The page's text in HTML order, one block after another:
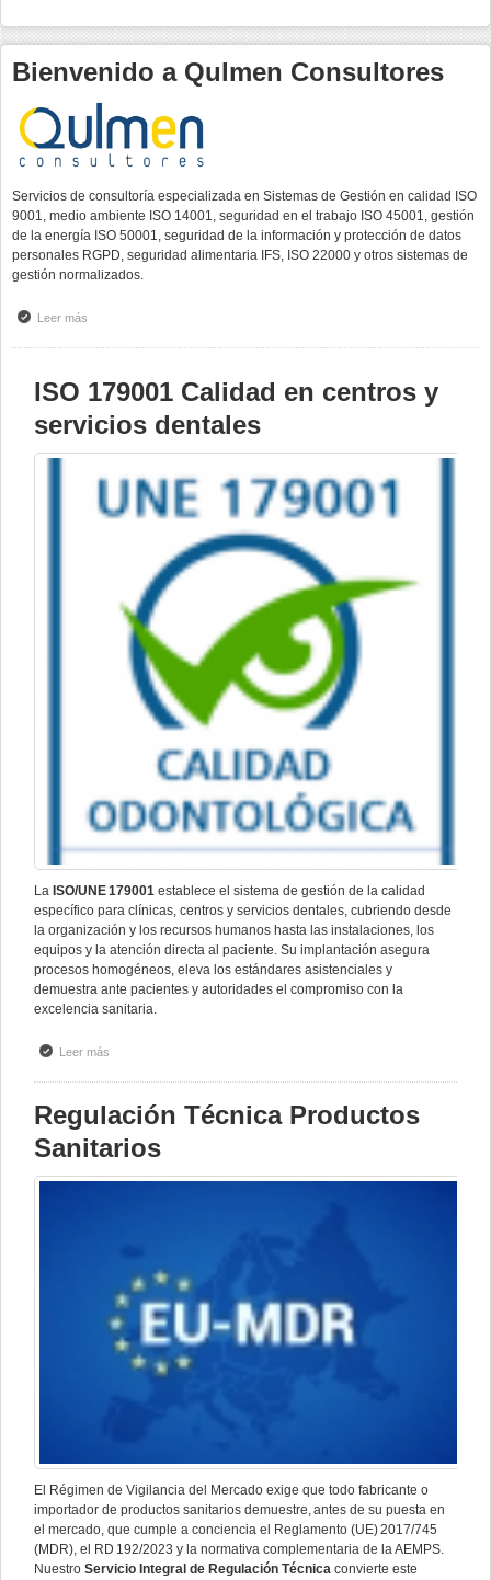
Web Diseño
Soluciones informáticas
Sanitario
Hostelería y Turismo
Bienvenido a Qulmen Consultores
Servicios de consultoría especializada en Sistemas de Gestión en calidad ISO
9001, medio ambiente ISO 14001, seguridad en el trabajo ISO 45001, gestión
de la energía ISO 50001, seguridad de la información y protección de datos
personales RGPD, seguridad alimentaria IFS, ISO 22000 y otros sistemas de
gestión normalizados.
Leer más
ISO 179001 Calidad en centros y
servicios dentales
La ISO/UNE179001 establece el sistema de gestión de la calidad
específico para clínicas, centros y servicios dentales, cubriendo desde
la organización y los recursos humanos hasta las instalaciones, los
equipos y la atención directa al paciente. Su implantación asegura
procesos homogéneos, eleva los estándares asistenciales y
demuestra ante pacientes y autoridades el compromiso con la
excelencia sanitaria.
Leer más
Regulación Técnica Productos
Sanitarios
El Régimen de Vigilancia del Mercado exige que todo fabricante o
importador de productos sanitarios demuestre, antes de su puesta en
el mercado, que cumple a conciencia el Reglamento (UE) 2017/745
(MDR), el RD 192/2023 y la normativa complementaria de la AEMPS.
Nuestro Servicio Integral de Regulación Técnica convierte este